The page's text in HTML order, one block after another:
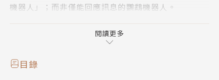
機器人」；而非僅能回應訊息的鸚鵡機器人。
☛ 初學Python快速入門，從入門到實際的生活應用，
完整說明人工智慧世代一定需要具備的Python程式設
計能力。
閱讀更多
目錄